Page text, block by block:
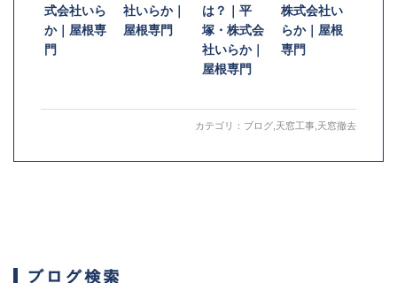
式会社いら
か｜屋根専
門
社いらか｜
屋根専門
は？｜平
塚・株式会
社いらか｜
屋根専門
株式会社い
らか｜屋根
専門
カテゴリ： ブログ 天窓工事 天窓撤去
ブログ検索